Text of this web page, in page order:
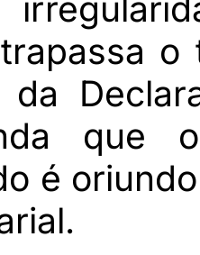
o
da
que
é